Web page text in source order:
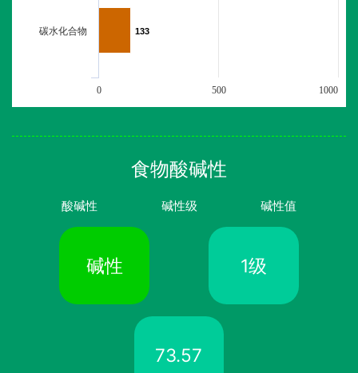
133
133
碳水化合物
0 500 1000
食物酸碱性
酸碱性 碱性级 碱性值
碱性 1级
73.57